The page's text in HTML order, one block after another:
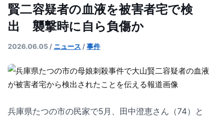
賢二容疑者の血液を被害者宅で検
出 襲撃時に自ら負傷か
2026.06.05 / ニュース /事件
兵庫県たつの市の民家で5月、田中澄恵さん（74）と